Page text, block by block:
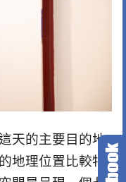
天的主要目的地
的地理位置比較特